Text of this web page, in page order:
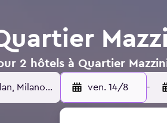
2 hôtels à Quartier
ven. 14/8 -